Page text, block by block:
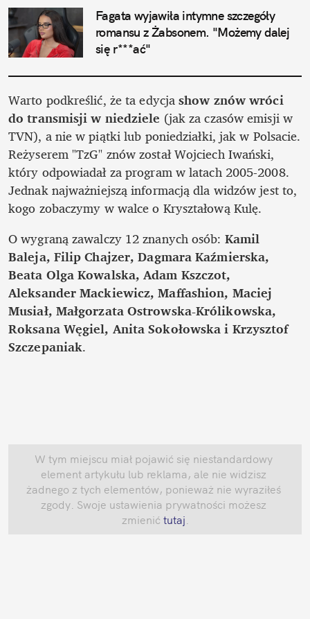
Fagata wyjawiła intymne szczegóły
romansu z Żabsonem. "Możemy dalej
się r***ać"
Warto podkreślić, że ta edycja show znów wróci
do transmisji w niedziele (jak za czasów emisji w
TVN), a nie w piątki lub poniedziałki, jak w Polsacie.
Reżyserem "TzG" znów został Wojciech Iwański,
który odpowiadał za program w latach 2005-2008.
Jednak najważniejszą informacją dla widzów jest to,
kogo zobaczymy w walce o Kryształową Kulę.
O wygraną zawalczy 12 znanych osób: Kamil
Baleja, Filip Chajzer, Dagmara Kaźmierska,
Beata Olga Kowalska, Adam Kszczot,
Aleksander Mackiewicz, Maffashion, Maciej
Musiał, Małgorzata Ostrowska-Królikowska,
Roksana Węgiel, Anita Sokołowska i Krzysztof
Szczepaniak.
W tym miejscu miał pojawić się niestandardowy
element artykułu lub reklama, ale nie widzisz
żadnego z tych elementów, ponieważ nie wyraziłeś
zgody. Swoje ustawienia prywatności możesz
zmienić tutaj.